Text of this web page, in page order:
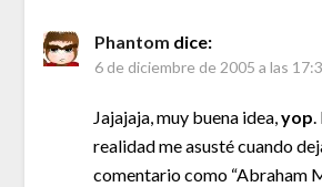
Phantom dice:
6 de diciembre de 2005 a las
Jajajaja, muy buena idea,yop.
realidad me asusté cuando
comentario como “Abraham